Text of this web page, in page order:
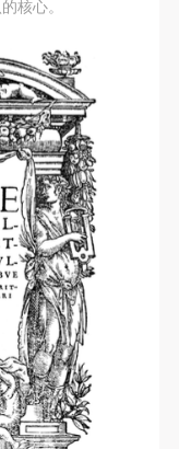
核心。
协商后可作为
律法规规定。
）、勾选之日
纸质档—式二
法律效力。
全部义务，未
。凡参加这次
取得家属同
者签名/勾选
协商后可作为
律法规规定。
）、勾选之日
纸质档—式二
法律效力。
全部义务，未
。凡参加这次
取得家属同
者签名/勾选
协商后可作为
律法规规定。
）、勾选之日
纸质档—式二
法律效力。
全部义务，未
。凡参加这次
取得家属同
者签名/勾选